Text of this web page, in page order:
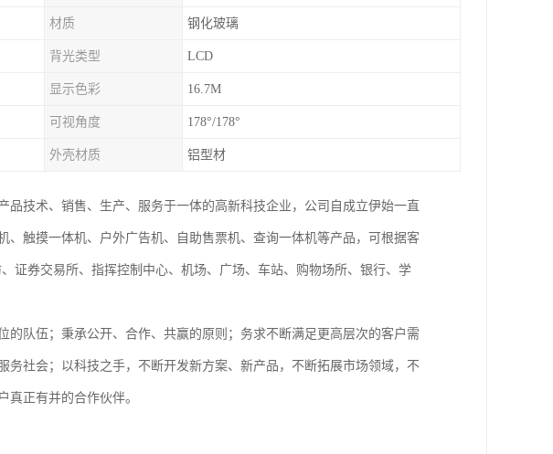
材质 钢化玻璃
背光类型 LCD
显示色彩 16.7M
可视角度 178°/178°
外壳材质 铝型材
技术、销售、生产、服务于一体的高新科技企业，公司自成立伊始一直
触摸一体机、户外广告机、自助售票机、查询一体机等产品，可根据客
证券交易所、指挥控制中心、机场、广场、车站、购物场所、银行、学
队伍；秉承公开、合作、共赢的原则；务求不断满足更高层次的客户需
社会；以科技之手，不断开发新方案、新产品，不断拓展市场领域，不
真正有并的合作伙伴。